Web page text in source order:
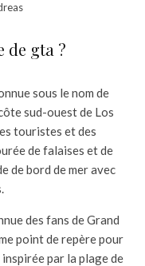
de gta ?
sous le nom de
sud-ouest de Los
touristes et des
de falaises et de
de bord de mer avec
des fans de Grand
point de repère pour
par la plage de